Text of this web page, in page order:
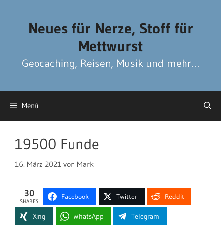
Neues für Nerze, Stoff für
Mettwurst
Geocaching, Reisen, Musik und mehr…
Menü
19500 Funde
16. März 2021 von Mark
30
SHARES
Facebook Twitter Reddit
Xing WhatsApp Telegram